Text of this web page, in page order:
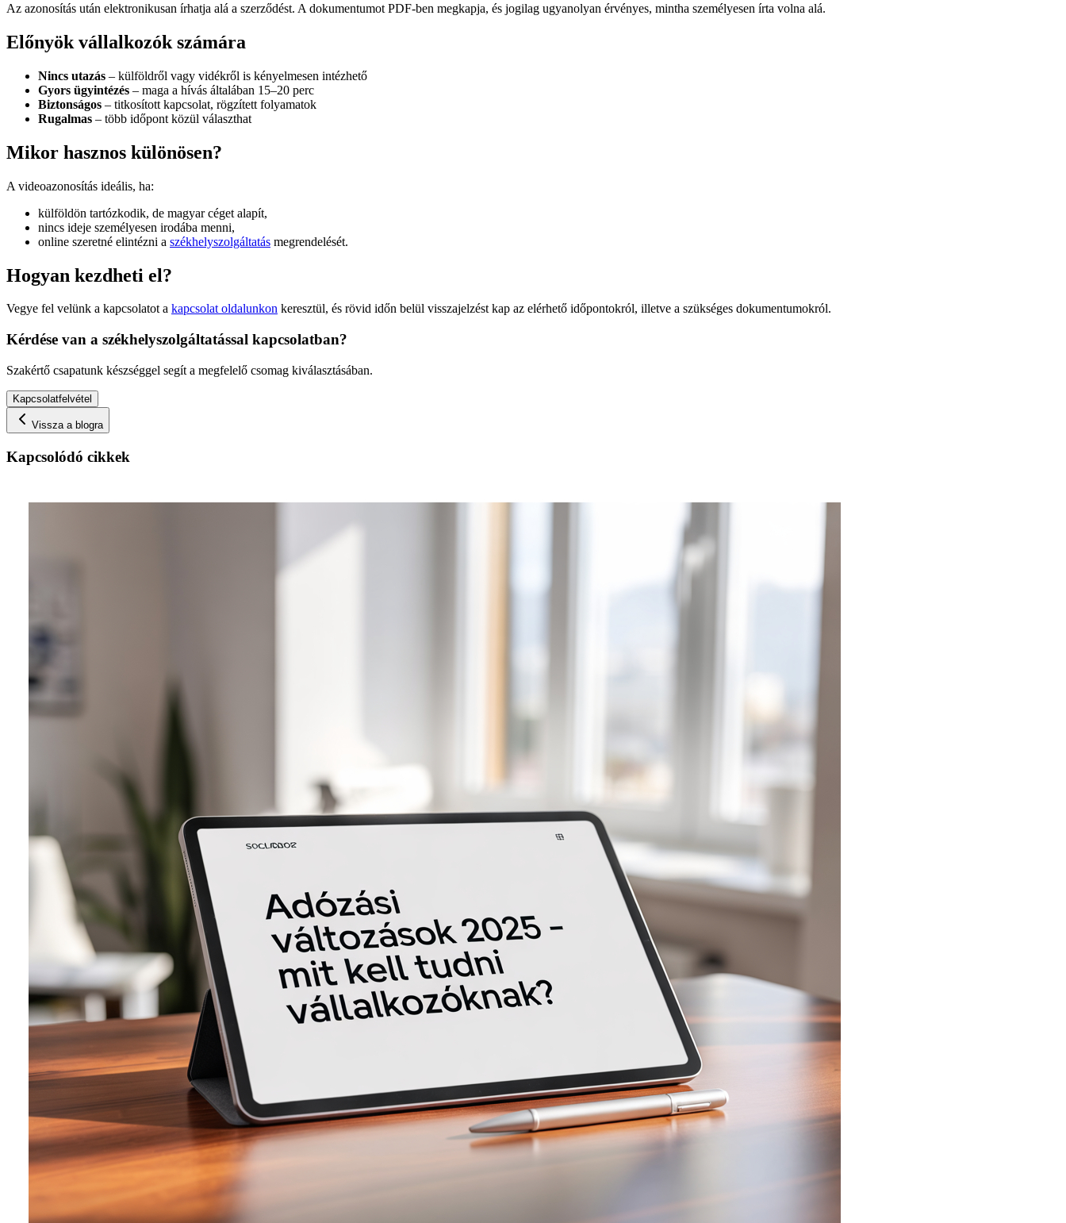
Az azonosítás után elektronikusan írhatja alá a szerződést. A dokumentumot PDF-ben megkapja, és jogilag ugyanolyan érvényes, mintha személyesen írta volna alá.
Előnyök vállalkozók számára
Nincs utazás – külföldről vagy vidékről is kényelmesen intézhető
Gyors ügyintézés – maga a hívás általában 15–20 perc
Biztonságos – titkosított kapcsolat, rögzített folyamatok
Rugalmas – több időpont közül választhat
Mikor hasznos különösen?
A videoazonosítás ideális, ha:
külföldön tartózkodik, de magyar céget alapít,
nincs ideje személyesen irodába menni,
online szeretné elintézni a székhelyszolgáltatás megrendelését.
Hogyan kezdheti el?
Vegye fel velünk a kapcsolatot a kapcsolat oldalunkon keresztül, és rövid időn belül visszajelzést kap az elérhető időpontokról, illetve a szükséges dokumentumokról.
Kérdése van a székhelyszolgáltatással kapcsolatban?
Szakértő csapatunk készséggel segít a megfelelő csomag kiválasztásában.
Kapcsolatfelvétel
Vissza a blogra
Kapcsolódó cikkek